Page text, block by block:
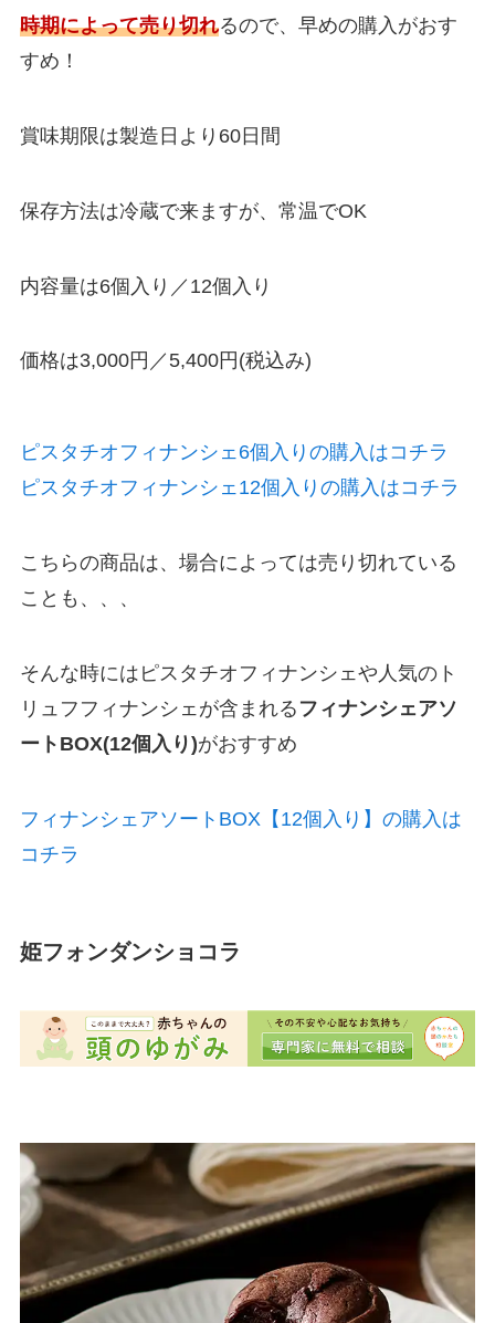
時期によって売り切れるので、早めの購入がおす
すめ！
賞味期限は製造日より60日間
保存方法は冷蔵で来ますが、常温でOK
内容量は6個入り／12個入り
価格は3,000円／5,400円(税込み)
ピスタチオフィナンシェ6個入りの購入はコチラ
ピスタチオフィナンシェ12個入りの購入はコチラ
こちらの商品は、場合によっては売り切れている
ことも、、、
そんな時にはピスタチオフィナンシェや人気のト
リュフフィナンシェが含まれる フィナンシェアソ
ートBOX(12個入り)がおすすめ
フィナンシェアソートBOX【12個入り】の購入は
コチラ
姫フォンダンショコラ